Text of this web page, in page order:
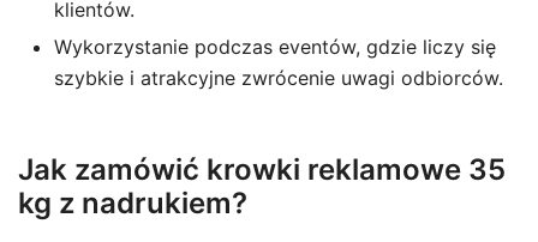
klientów.
Wykorzystanie podczas eventów, gdzie liczy się
szybkie i atrakcyjne zwrócenie uwagi odbiorców.
Jak zamówić krowki reklamowe 35
kg z nadrukiem?